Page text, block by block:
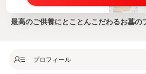
最高のご供養にとことんこだわるお墓の
プロフィール